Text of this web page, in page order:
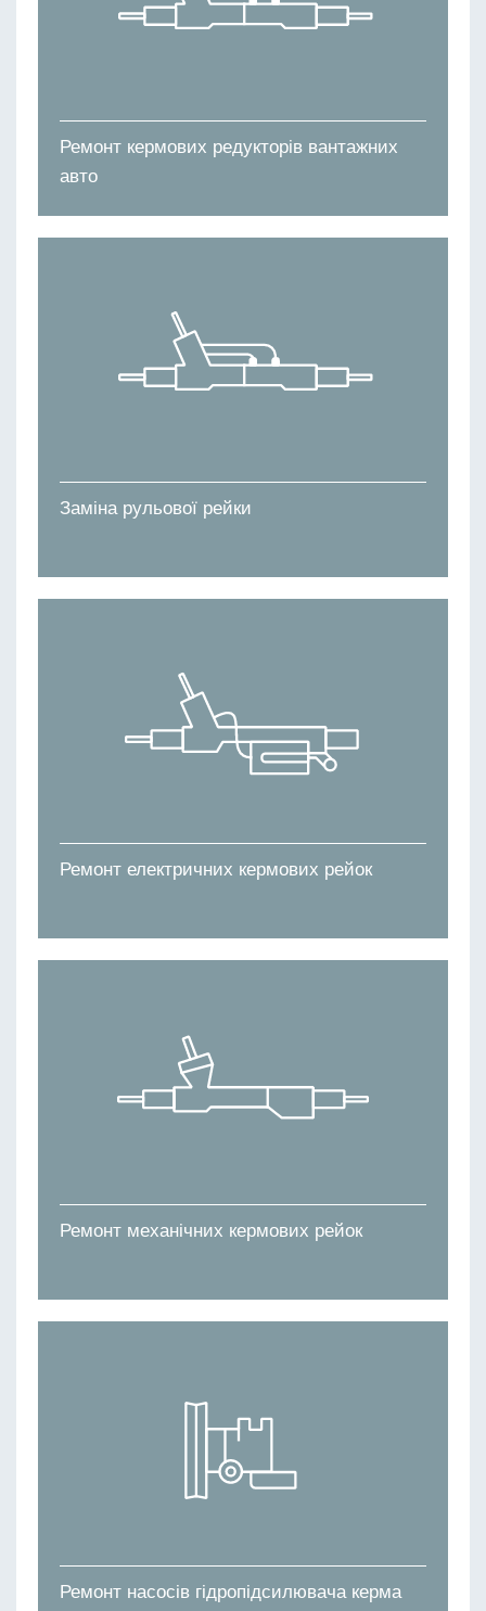
Ремонт кермових редукторів вантажних
авто
Заміна рульової рейки
Ремонт електричних кермових рейок
Ремонт механічних кермових рейок
Ремонт насосів гідропідсилювача керма